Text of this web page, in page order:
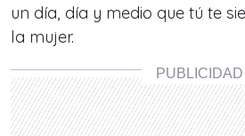
un día, día y medio que tú te
la mujer.